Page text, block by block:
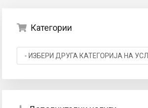
Категории